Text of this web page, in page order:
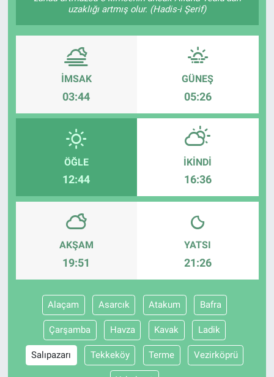
uzaklığı artmış olur. (Hadis-i Şerif)
İMSAK
03:44
GÜNEŞ
05:26
ÖĞLE
12:44
İKINDI
16:36
AKŞAM
19:51
YATSI
21:26
Alaçam Asarcık Atakum Bafra
Çarşamba Havza Kavak Ladik
Salıpazarı Tekkeköy Terme Vezirköprü
Haber Arşivi